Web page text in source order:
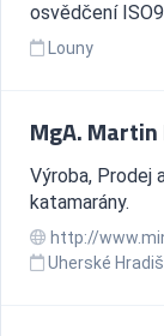
osvědčení
Louny
MgA.
Výroba, Prodej
katamarány.
http://
Uherské